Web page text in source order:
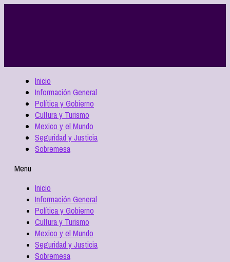
Inicio
Información General
Política y Gobierno
Cultura y Turismo
Mexico y el Mundo
Seguridad y Justicia
Sobremesa
Menu
Inicio
Información General
Política y Gobierno
Cultura y Turismo
Mexico y el Mundo
Seguridad y Justicia
Sobremesa